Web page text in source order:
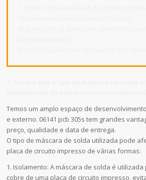
Temos um amplo espaço de
e externo. 06141 pcb 305s tem grandes
preço, qualidade e data de entrega.
O tipo de máscara de solda utilizada pode
placa de circuito impresso de várias formas:
1. Isolamento: A máscara de solda é
cobre de uma placa de circuito impresso,